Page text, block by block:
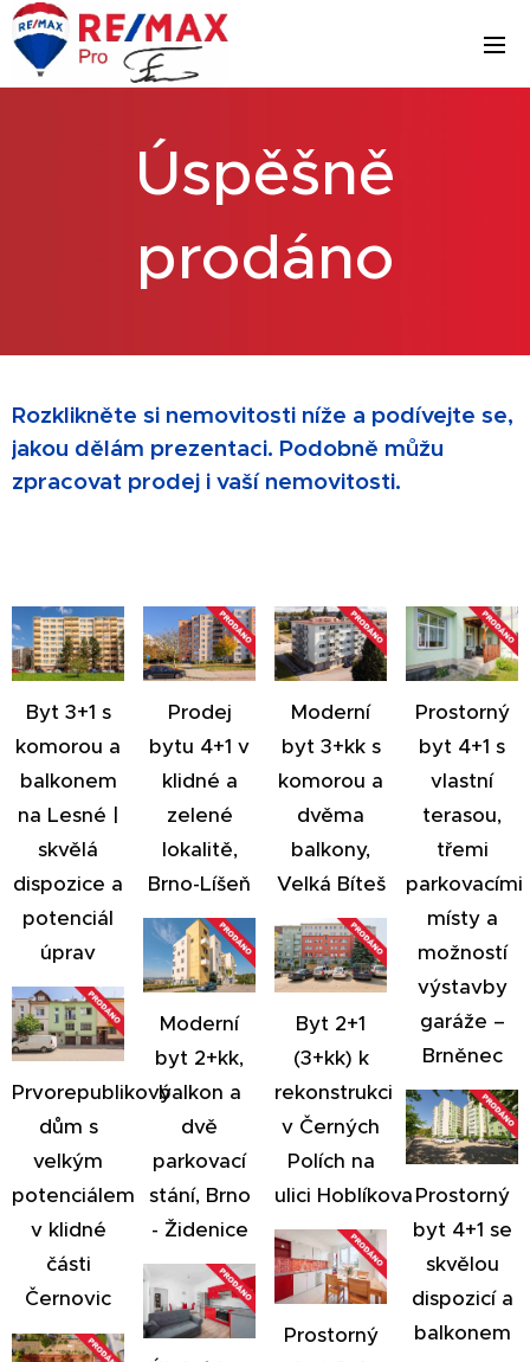
Úspěšně
prodáno
Rozklikněte si nemovitosti níže a podívejte se,
jakou dělám prezentaci. Podobně můžu
zpracovat prodej i vaší nemovitosti.
Byt 3+1 s
komorou a
balkonem
na Lesné |
skvělá
dispozice a
potenciál
úprav
Prodej
bytu 4+1 v
klidné a
zelené
lokalitě,
Brno-Líšeň
Moderní
byt 3+kk s
komorou a
dvěma
balkony,
Velká Bíteš
Prostorný
byt 4+1 s
vlastní
terasou,
třemi
parkovacími
místy a
možností
výstavby
garáže –
Brněnec
Prvorepublikový
dům s
velkým
potenciálem
v klidné
části
Černovic
Moderní
byt 2+kk,
balkon a
dvě
parkovací
stání, Brno
- Židenice
Byt 2+1
(3+kk) k
rekonstrukci
v Černých
Polích na
ulici HoblíkovaProstorný
byt 4+1 se
skvělou
dispozicí a
balkonem
Prostorný